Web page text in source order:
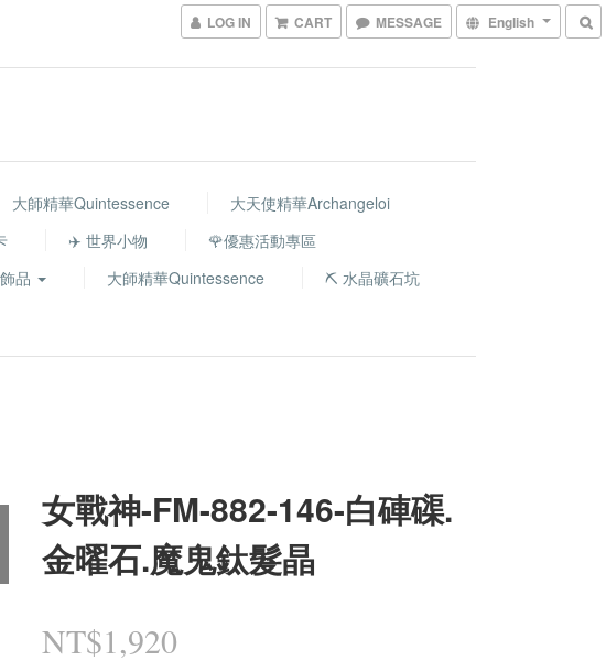
LOG IN CART MESSAGE English
大師精華Quintessence
大天使精華Archangeloi
✈️ 世界小物
🌹優惠活動專區
品 大師精華Quintessence
⛏️ 水晶礦石坑
女戰神-FM-882-146-白硨磲.
金曜石.魔鬼鈦髮晶
NT$1,920